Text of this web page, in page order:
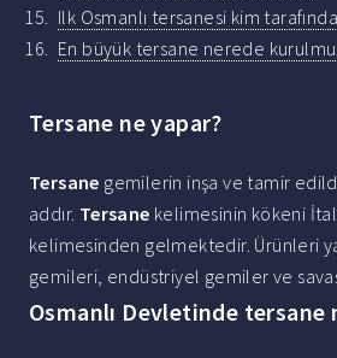
Ilk Osmanlı tersanesi kim
En büyük tersane nerede
Tersane ne yapar?
Tersane gemilerin inşa ve tamir
addır. Tersane kelimesinin kökeni
kelimesinden gelmektedir. Ürünleri
gemileri, endüstriyel gemiler ve
Osmanlı Devletinde tersane